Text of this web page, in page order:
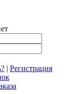
| Регистрация